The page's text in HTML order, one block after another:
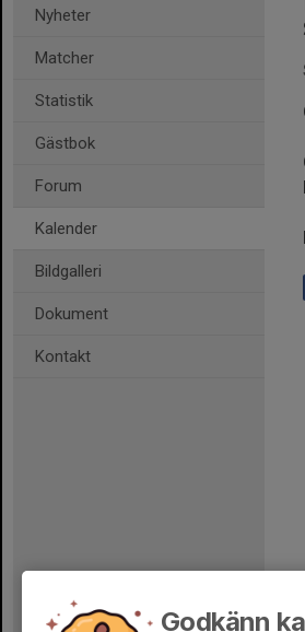
Nyheter
Matcher
Statistik
Gästbok
Forum
Kalender
Bildgalleri
Dokument
Kontakt
Godkänn